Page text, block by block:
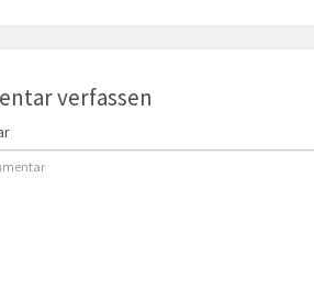
verfassen